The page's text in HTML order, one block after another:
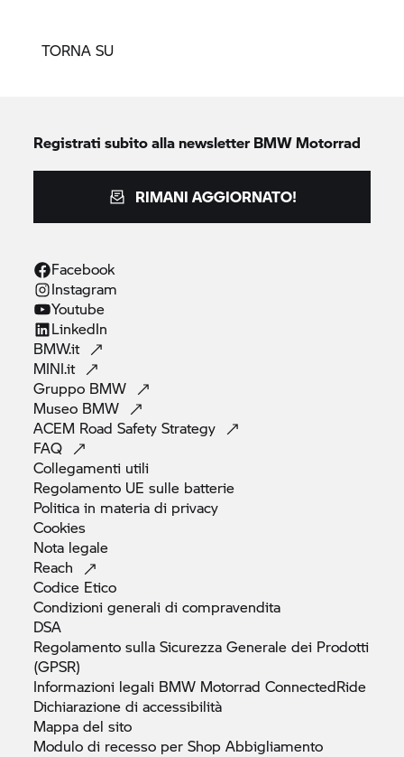
TORNA SU
Registrati subito alla newsletterBMW Motorrad
RIMANI AGGIORNATO!
Facebook
Instagram
Youtube
LinkedIn
BMW.it
MINI.it
Gruppo BMW
Museo BMW
ACEM Road SafetyStrategy
FAQ
Collegamenti utili
Regolamento UE sulle batterie
Politica in materia di privacy
Cookies
Nota legale
Reach
Codice Etico
Condizioni generali dicompravendita
DSA
Regolamento sulla Sicurezza Generale dei Prodotti
(GPSR)
Informazioni legali BMW Motorrad ConnectedRide
Dichiarazione diaccessibilità
Mappa delsito
Modulo di recesso per ShopAbbigliamento